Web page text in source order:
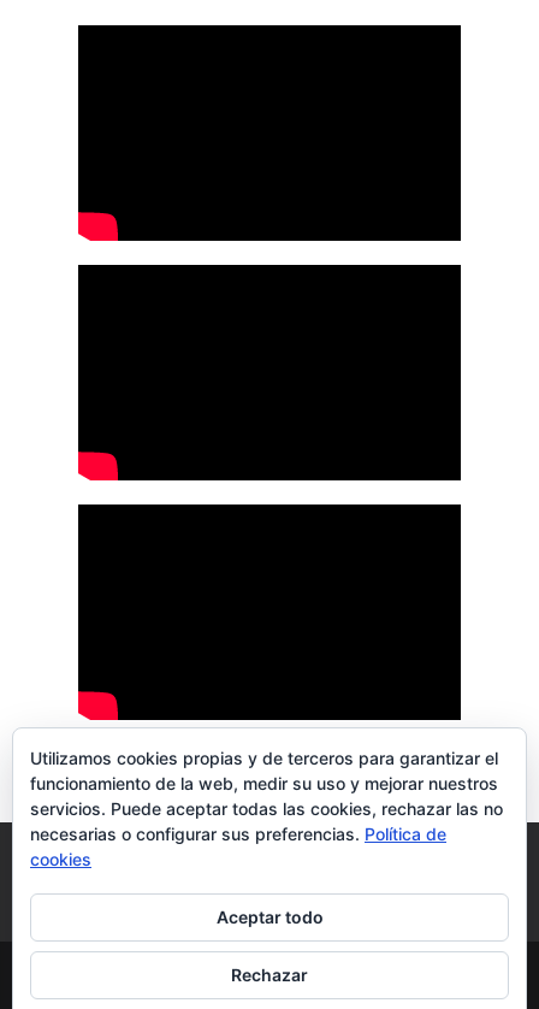
Blog
Más información sobre las cookies
Utilizamos cookies propias y de terceros para garantizar el
funcionamiento de la web, medir su uso y mejorar nuestros
servicios. Puede aceptar todas las cookies, rechazar las no
necesarias o configurar sus preferencias. Política de
cookies
Aceptar todo
Rechazar